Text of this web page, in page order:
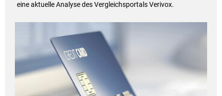
eine aktuelle Analyse des Vergleichsportals Verivox.